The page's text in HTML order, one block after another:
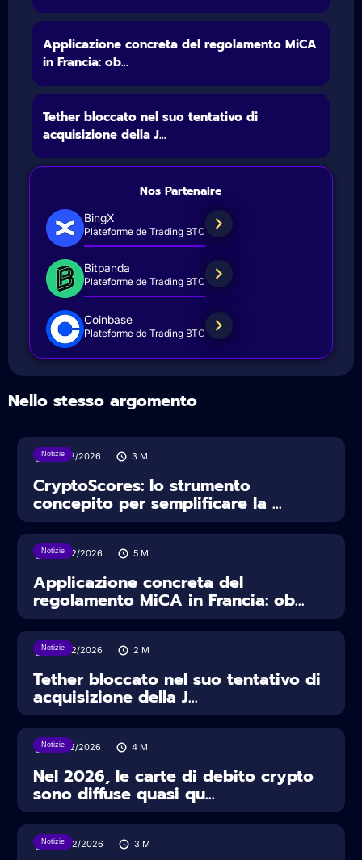
Applicazione concreta del regolamento MiCA
in Francia: ob...
Tether bloccato nel suo tentativo di
acquisizione della J...
Nos Partenaire
BingX
Plateforme de Trading BTC
Bitpanda
Plateforme de Trading BTC
Coinbase
Plateforme de Trading BTC
Nello stesso argomento
Notizie
19/03/2026 3 M
CryptoScores: lo strumento
concepito per semplificare la ...
Notizie
27/02/2026 5 M
Applicazione concreta del
regolamento MiCA in Francia: ob...
Notizie
25/02/2026 2 M
Tether bloccato nel suo tentativo di
acquisizione della J...
Notizie
12/02/2026 4 M
Nel 2026, le carte di debito crypto
sono diffuse quasi qu...
Notizie
09/02/2026 3 M